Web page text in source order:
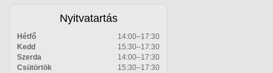
Nyitvatartás
Hétfő
14:00–17:30
Kedd
15:30–17:30
Szerda
14:00–17:30
Csütörtök
15:30–17:30